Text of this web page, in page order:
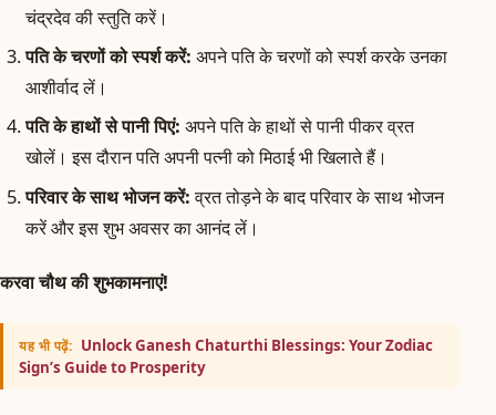
चंद्रदेव की स्तुति करें।
पति के चरणों को स्पर्श करें: अपने पति के चरणों को स्पर्श करके उनका
आशीर्वाद लें।
पति के हाथों से पानी पिएं: अपने पति के हाथों से पानी पीकर व्रत
खोलें। इस दौरान पति अपनी पत्नी को मिठाई भी खिलाते हैं।
परिवार के साथ भोजन करें:व्रत तोड़ने के बाद परिवार के साथ भोजन
करें और इस शुभ अवसर का आनंद लें।
करवा चौथ की शुभकामनाएं!
यह भी पढ़ें: Unlock Ganesh Chaturthi Blessings: Your Zodiac
Sign’s Guide to Prosperity